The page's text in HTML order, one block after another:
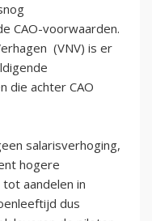
CAO-voorwaarden.
(VNV) is er
die achter CAO
salarisverhoging,
hogere
aandelen in
dus